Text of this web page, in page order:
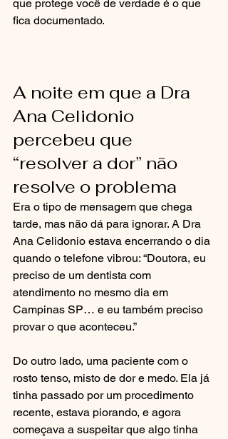
que protege você de verdade é o que
fica documentado.
A noite em que a Dra
Ana Celidonio
percebeu que
“resolver a dor” não
resolve o problema
Era o tipo de mensagem que chega
tarde, mas não dá para ignorar. A Dra
Ana Celidonio estava encerrando o dia
quando o telefone vibrou: “Doutora, eu
preciso de um dentista com
atendimento no mesmo dia em
Campinas SP… e eu também preciso
provar o que aconteceu.”
Do outro lado, uma paciente com o
rosto tenso, misto de dor e medo. Ela já
tinha passado por um procedimento
recente, estava piorando, e agora
começava a suspeitar que algo tinha